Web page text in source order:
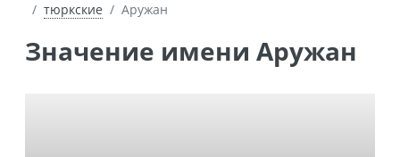
тюркские
Аружан
Значение имени Аружан